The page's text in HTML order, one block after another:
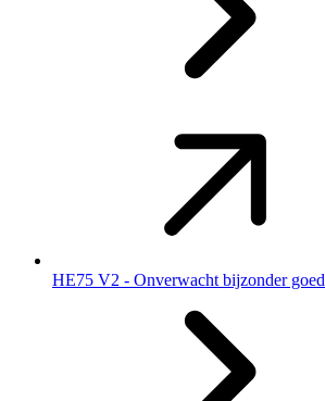
HE75 V2 - Onverwacht bijzonder goed